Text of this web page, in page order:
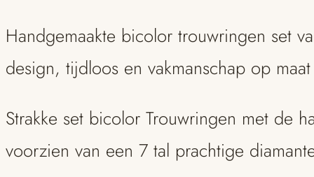
Handgemaakte bicolor trouwringen set
design, tijdloos en vakmanschap op maat
Strakke set bicolor Trouwringen met de
voorzien van een 7 tal prachtige